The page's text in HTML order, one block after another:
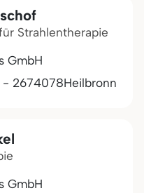
Strahlentherapie
GmbH
- 2674078Heilbronn
GmbH